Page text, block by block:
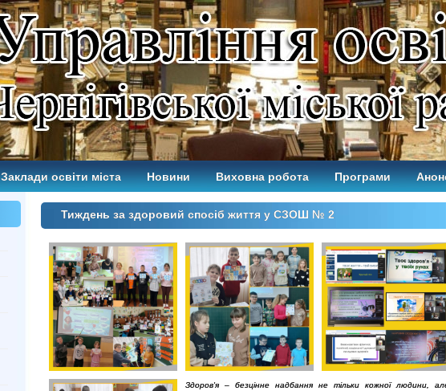
Заклади освіти міста Новини Виховна робота Програми
Тиждень за здоровий спосіб життя у СЗОШ № 2
Здоров'я – безцінне надбання не тільки кожної людини,